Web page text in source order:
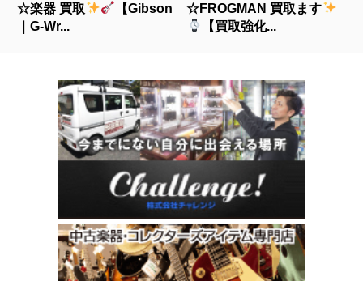
☆楽器 買取
【Gibson
｜G-Wr...
☆FROGMAN 買取ます
【買取強化...